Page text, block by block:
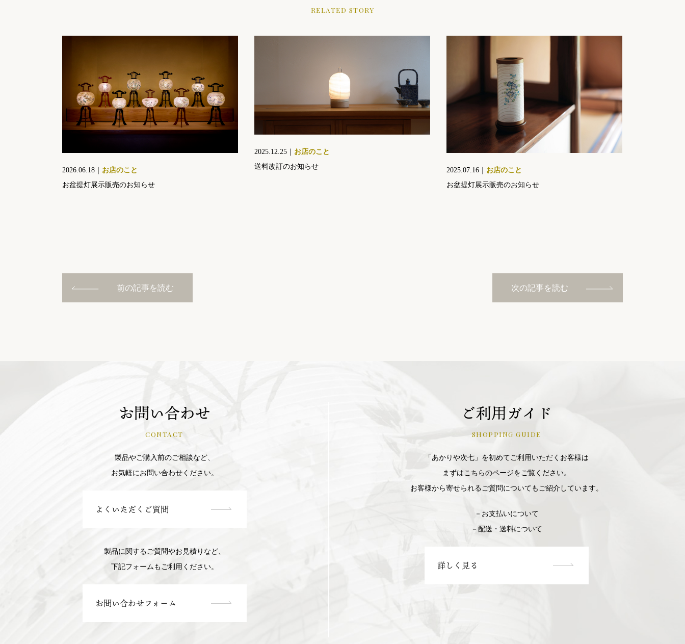
RELATED STORY
2026.06.18｜ お店のこと
お盆提灯展示販売のお知らせ
2025.12.25｜ お店のこと
送料改訂のお知らせ 2025.07.16｜ お店のこと
お盆提灯展示販売のお知らせ
前の記事を読む 次の記事を読む
お問い合わせ
CONTACT
製品やご購入前のご相談など、
お気軽にお問い合わせください。
よくいただくご質問
製品に関するご質問やお見積りなど、
下記フォームもご利用ください。
お問い合わせフォーム
ご利用ガイド
SHOPPING GUIDE
「あかりや次七」を初めてご利用いただくお客様は
まずはこちらのページをご覧ください。
お客様から寄せられるご質問についてもご紹介しています。
－お支払いについて
－配送・送料について
詳しく見る